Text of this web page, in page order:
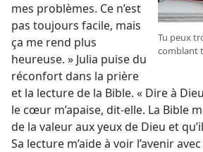
Tu peux
comblant
mes problèmes. Ce n’est
pas toujours facile, mais
ça me rend plus
heureuse. » Julia puise du
réconfort dans la prière
et la lecture de la Bible. « Dire à
le cœur m’apaise, dit-​elle. La Bible
de la valeur aux yeux de Dieu et
Sa lecture m’aide à voir l’avenir